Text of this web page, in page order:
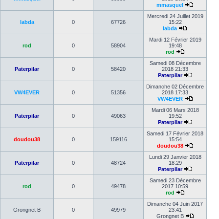
mmasquel
labda 0 67726
Mercredi 24 Juillet 2019
15:22
labda
rod 0 58904
Mardi 12 Février 2019
19:48
rod
Paterpilar 0 58420
Samedi 08 Décembre
2018 21:33
Paterpilar
VW4EVER 0 51356
Dimanche 02 Décembre
2018 17:33
VW4EVER
Paterpilar 0 49063
Mardi 06 Mars 2018
19:52
Paterpilar
doudou38 0 159116
Samedi 17 Février 2018
15:54
doudou38
Paterpilar 0 48724
Lundi 29 Janvier 2018
18:29
Paterpilar
rod 0 49478
Samedi 23 Décembre
2017 10:59
rod
Grongnet B 0 49979
Dimanche 04 Juin 2017
23:41
Grongnet B